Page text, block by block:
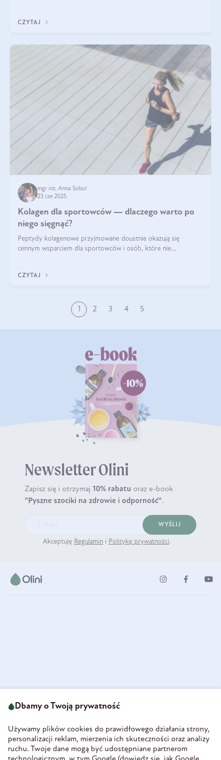
CZYTAJ
mgr inż. Anna Sobol
23 cze 2025
Kolagen dla sportowców — dlaczego warto po
niego sięgnąć?
Peptydy kolagenowe przyjmowane doustnie okazują się
cennym wsparciem dla sportowców i osób, które nie
CZYTAJ
1 2 3 4 5
Newsletter Olini
Zapisz się i otrzymaj 10% rabatu oraz e-book
"Pyszne szociki na zdrowie i odporność".
WYŚLIJ
Akceptuję Regulamin i Politykę prywatności.
58-160 Świebodzice
REGON 890213034
INFORMACJE
Dbamy o Twoją prywatność
Używamy plików cookies do prawidłowego działania strony,
personalizacji reklam, mierzenia ich skuteczności oraz analizy
ruchu. Twoje dane mogą być udostępniane partnerom